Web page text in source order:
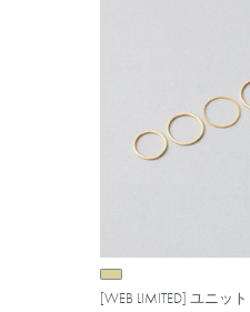
[WEB LIMITED] ユニッ